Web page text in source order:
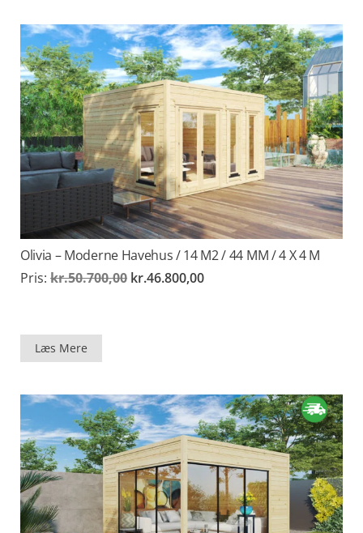
Olivia – Moderne Havehus / 14 M2 / 44 MM / 4 X 4 M
Pris: kr.50.700,00 Den
oprindelige
kr.46.800,00Den
Læs Mere